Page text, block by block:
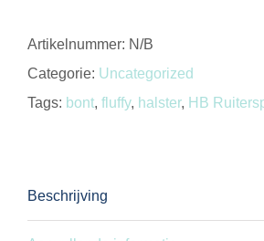
Artikelnummer: N/B
Categorie: Uncategorized
Tags: bont, fluffy, halster, HB
Beschrijving